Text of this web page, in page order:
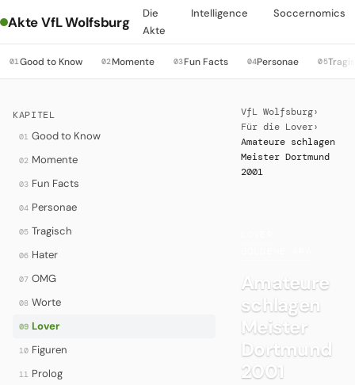
Akte VfL Wolfsburg
Die
Akte
Intelligence Soccernomics
01Good to Know 02Momente 03Fun Facts 04Personae 05
KAPITEL
01 Good to Know
02 Momente
03 Fun Facts
04 Personae
05 Tragisch
06 Hater
07 OMG
08 Worte
09 Lover
10 Figuren
11 Prolog
VfL Wolfsburg›
Für die Lover›
Amateure schlagen
Meister Dortmund
2001
Amateure
schlagen
Meister
Dortmund
2001